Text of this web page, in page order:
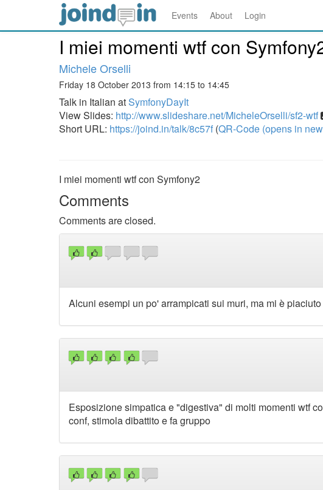
Events About Login
I miei momenti wtf con
Michele Orselli
Friday 18 October 2013 from 14:15 to 14:45
Talk in Italian atSymfonyDayIt
View Slides: http://www.slideshare.net/MicheleOrselli/sf2-wtf
Short URL: https://joind.in/talk/8c57f (QR-Code (opens in
I miei momenti wtf con Symfony2
Comments
Comments are closed.
Alcuni esempi un po' arrampicati sui muri, ma mi è
Esposizione simpatica e "digestiva" di molti momenti wtf
conf, stimola dibattito e fa gruppo